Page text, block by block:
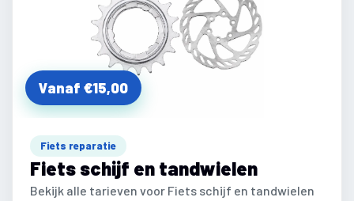
Vanaf €15,00
Fiets reparatie
Fiets schijf en tandwielen
Bekijk alle tarieven voor Fiets schijf en tandwielen